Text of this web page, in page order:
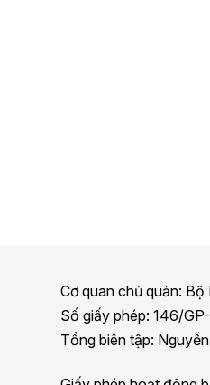
Cơ quan chủ quản:
Số giấy phép: 146/
Tổng biên tập: